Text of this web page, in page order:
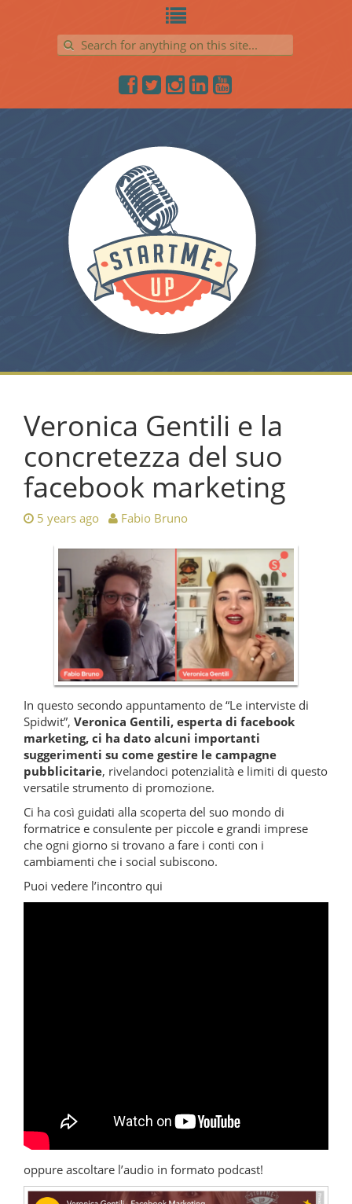
Search for:
Veronica Gentili e la
concretezza del suo
facebook marketing
5 years ago Fabio Bruno
In questo secondo appuntamento de “Le interviste di
Spidwit”, Veronica Gentili, esperta di facebook
marketing, ci ha dato alcuni importanti
suggerimenti su come gestire le campagne
pubblicitarie, rivelandoci potenzialità e limiti di questo
versatile strumento di promozione.
Ci ha così guidati alla scoperta del suo mondo di
formatrice e consulente per piccole e grandi imprese
che ogni giorno si trovano a fare i conti con i
cambiamenti che i social subiscono.
Puoi vedere l’incontro qui
oppure ascoltare l’audio in formato podcast!